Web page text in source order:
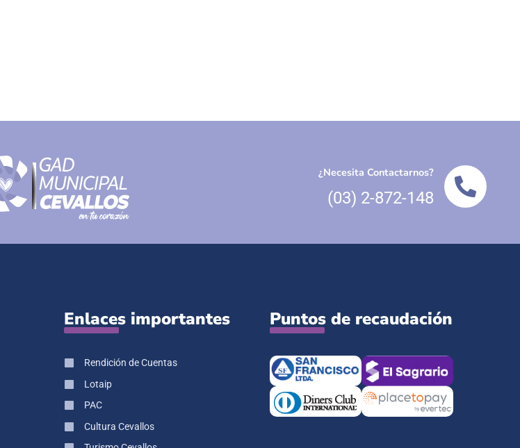
¿Necesita Contactarnos?
(03) 2-872-148
Enlaces importantes
Rendición de Cuentas
Lotaip
PAC
Cultura Cevallos
Puntos de recaudación